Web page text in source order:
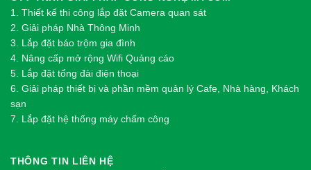
1. Thiết kế thi công lắp đặt Camera quan sát
2. Giải pháp Nhà Thông Minh
3. Lắp đặt báo trộm gia đình
4. Nâng cấp mở rộng Wifi Quảng cáo
5. Lắp đặt tổng đài điện thoại
6. Giải pháp thiết bị và phần mềm quản lý Cafe, Nhà hàng, Khách
sạn
7. Lắp đặt hệ thống máy chấm công
THÔNG TIN LIÊN HỆ